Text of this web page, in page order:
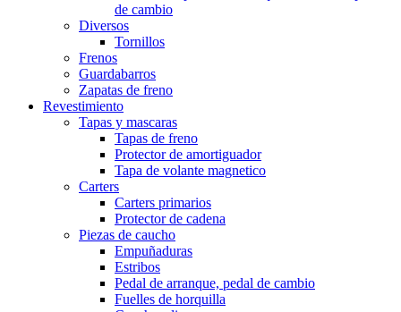
de cambio
Diversos
Tornillos
Frenos
Guardabarros
Zapatas de freno
Revestimiento
Tapas y mascaras
Tapas de freno
Protector de amortiguador
Tapa de volante magnetico
Carters
Carters primarios
Protector de cadena
Piezas de caucho
Empuñaduras
Estribos
Pedal de arranque, pedal de cambio
Fuelles de horquilla